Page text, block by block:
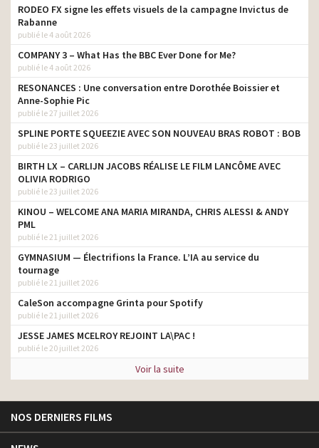
RODEO FX signe les effets visuels de la campagne Invictus de
Rabanne
publié le 4 août 2026
COMPANY 3 – What Has the BBC Ever Done for Me?
publié le 4 août 2026
RESONANCES : Une conversation entre Dorothée Boissier et
Anne-Sophie Pic
publié le 27 juillet 2026
SPLINE PORTE SQUEEZIE AVEC SON NOUVEAU BRAS ROBOT : BOB
publié le 23 juillet 2026
BIRTH LX – CARLIJN JACOBS RÉALISE LE FILM LANCÔME AVEC
OLIVIA RODRIGO
publié le 23 juillet 2026
KINOU – WELCOME ANA MARIA MIRANDA, CHRIS ALESSI & ANDY
PML
publié le 21 juillet 2026
GYMNASIUM — Électrifions la France. L’IA au service du
tournage
publié le 21 juillet 2026
CaleSon accompagne Grinta pour Spotify
publié le 21 juillet 2026
JESSE JAMES MCELROY REJOINT LA\PAC !
publié le 20 juillet 2026
Voir la suite
NOS DERNIERS FILMS